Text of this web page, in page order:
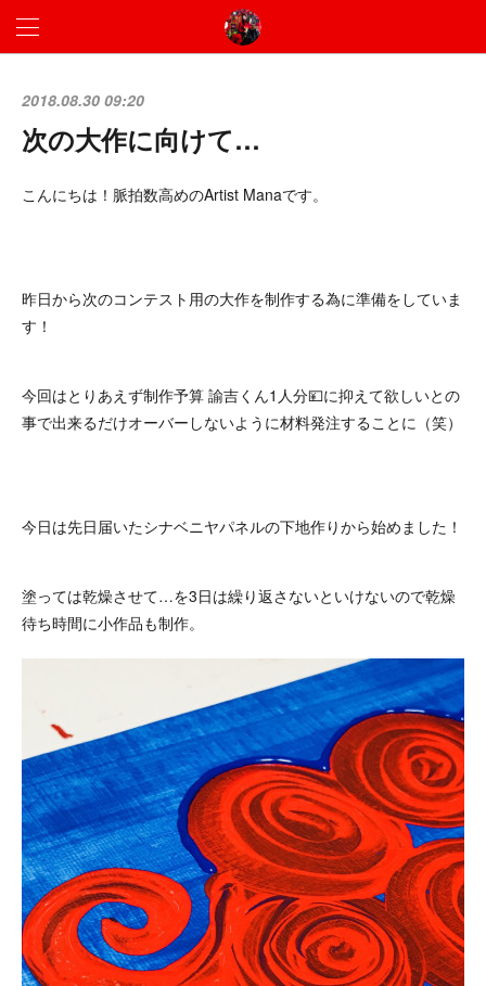
2018.08.30 09:20
次の大作に向けて…
こんにちは！脈拍数高めのArtist Manaです。
昨日から次のコンテスト用の大作を制作する為に準備をしていま
す！
今回はとりあえず制作予算 諭吉くん1人分💴に抑えて欲しいとの
事で出来るだけオーバーしないように材料発注することに（笑）
今日は先日届いたシナベニヤパネルの下地作りから始めました！
塗っては乾燥させて…を3日は繰り返さないといけないので乾燥
待ち時間に小作品も制作。